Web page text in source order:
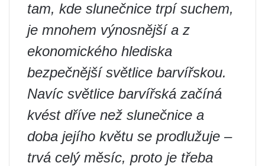
tam, kde slunečnice trpí suchem,
je mnohem výnosnější a z
ekonomického hlediska
bezpečnější světlice barvířskou.
Navíc světlice barvířská začíná
kvést dříve než slunečnice a
doba jejího květu se prodlužuje –
trvá celý měsíc, proto je třeba